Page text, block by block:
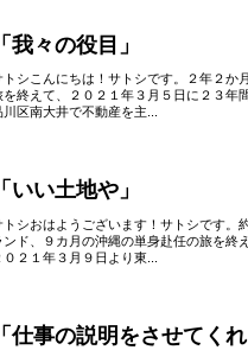
「我々の役目」
トシこんにちは！サトシです。２年２か
を終えて、２０２１年３月５日に２３年
川区南大井で不動産を主...
「いい土地や」
トシおはようございます！サトシです。
ンド、９カ月の沖縄の単身赴任の旅を終
０２１年３月９日より東...
「仕事の説明をさせてくれ